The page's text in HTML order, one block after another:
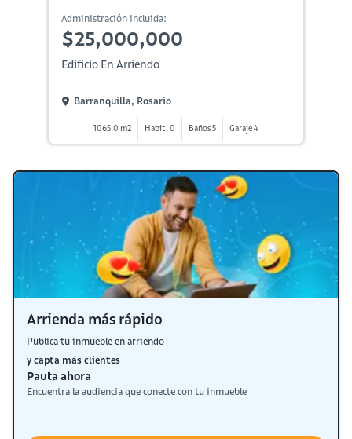
Administración incluida:
$25,000,000
Edificio En Arriendo
Barranquilla, Rosario
1065.0 m2 Habit. 0 Baños 5 Garaje 4
Arrienda más rápido
Publica tu inmueble en arriendo
y capta más clientes
Pauta ahora
Encuentra la audiencia que conecte con tu inmueble